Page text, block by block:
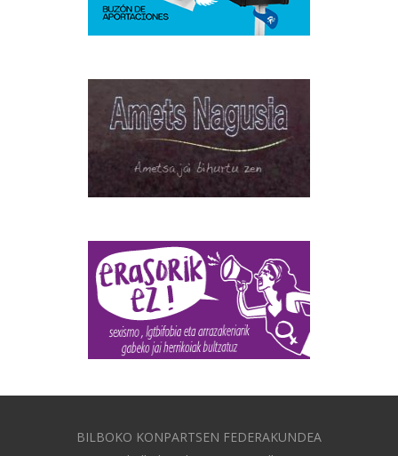
BILBOKO KONPARTSEN FEDERAKUNDEA